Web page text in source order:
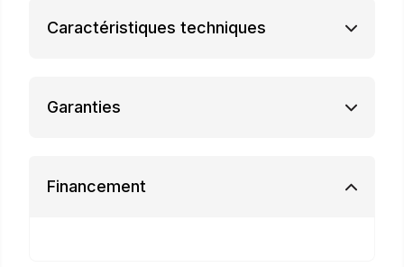
Caractéristiques techniques
Garanties
Financement